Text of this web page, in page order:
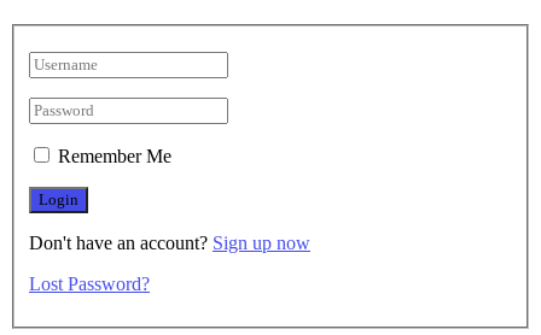
Remember Me
Don't have an account? Sign up now
Lost Password?